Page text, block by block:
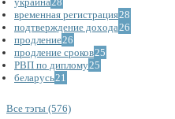
временная регистрация28
подтверждение дохода 26
продление26
продление сроков25
РВП по диплому25
беларусь21
Все тэгы (576)